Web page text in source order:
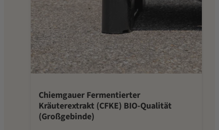
Chiemgauer Fermentierter
Kräuterextrakt (CFKE) BIO-Qualität
(Großgebinde)